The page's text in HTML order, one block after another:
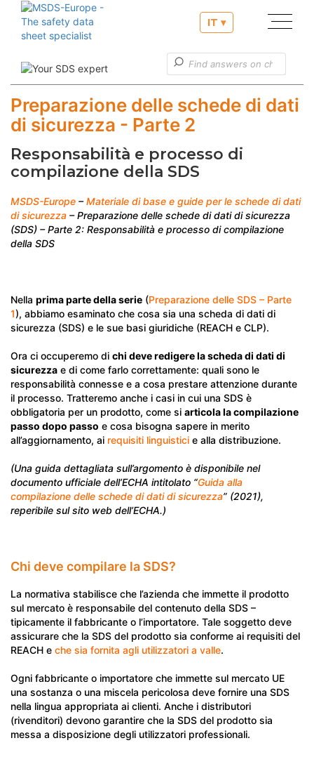
IT ▾
Nostri servizi
Informazioni utili
Servizio clienti
Preparazione delle schede di dati
di sicurezza - Parte 2
Responsabilità e processo di
compilazione della SDS
MSDS-Europe –Materiale di base e guide per le schede di dati
di sicurezza – Preparazione delle schede di dati di sicurezza
(SDS) – Parte 2: Responsabilità e processo di compilazione
della SDS
Nella prima parte della serie (Preparazione delle SDS – Parte
1), abbiamo esaminato che cosa sia una scheda di dati di
sicurezza (SDS) e le sue basi giuridiche (REACH e CLP).
Ora ci occuperemo di chi deve redigere la scheda di dati di
sicurezza e di come farlo correttamente: quali sono le
responsabilità connesse e a cosa prestare attenzione durante
il processo. Tratteremo anche i casi in cui una SDS è
obbligatoria per un prodotto, come si articola la compilazione
passo dopo passo e cosa bisogna sapere in merito
all’aggiornamento, ai requisiti linguistici e alla distribuzione.
(Una guida dettagliata sull’argomento è disponibile nel
documento ufficiale dell’ECHA intitolato “Guida alla
compilazione delle schede di dati di sicurezza” (2021),
reperibile sul sito web dell’ECHA.)
Chi deve compilare la SDS?
La normativa stabilisce che l’azienda che immette il prodotto
sul mercato è responsabile del contenuto della SDS –
tipicamente il fabbricante o l’importatore. Tale soggetto deve
assicurare che la SDS del prodotto sia conforme ai requisiti del
REACH e che sia fornita agli utilizzatori a valle.
Ogni fabbricante o importatore che immette sul mercato UE
una sostanza o una miscela pericolosa deve fornire una SDS
nella lingua appropriata ai clienti. Anche i distributori
(rivenditori) devono garantire che la SDS del prodotto sia
messa a disposizione degli utilizzatori professionali.